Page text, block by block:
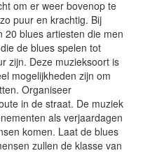
om er weer bovenop te
puur en krachtig. Bij
blues artiesten die men
de blues spelen tot
zijn. Deze muzieksoort is
mogelijkheden zijn om
Organiseer
in de straat. De muziek
als verjaardagen
komen. Laat de blues
zullen de klasse van